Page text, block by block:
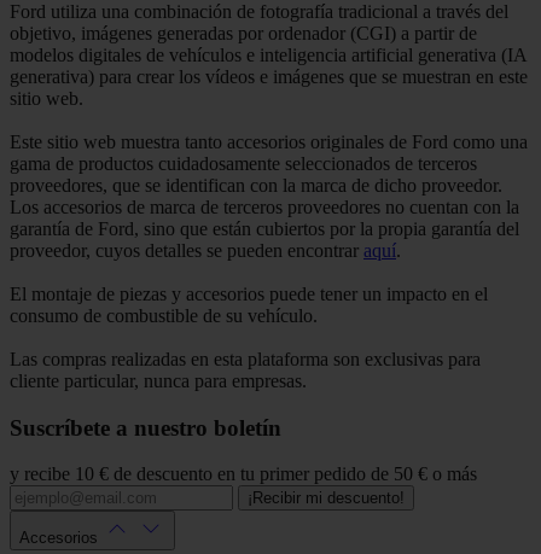
Ford utiliza una combinación de fotografía tradicional a través del
objetivo, imágenes generadas por ordenador (CGI) a partir de
modelos digitales de vehículos e inteligencia artificial generativa (IA
generativa) para crear los vídeos e imágenes que se muestran en este
sitio web.
Este sitio web muestra tanto accesorios originales de Ford como una
gama de productos cuidadosamente seleccionados de terceros
proveedores, que se identifican con la marca de dicho proveedor.
Los accesorios de marca de terceros proveedores no cuentan con la
garantía de Ford, sino que están cubiertos por la propia garantía del
proveedor, cuyos detalles se pueden encontrar aquí.
El montaje de piezas y accesorios puede tener un impacto en el
consumo de combustible de su vehículo.
Las compras realizadas en esta plataforma son exclusivas para
cliente particular, nunca para empresas.
Suscríbete a nuestro boletín
y recibe 10 € de descuento en tu primer pedido de 50 € o más
¡Recibir mi descuento!
Accesorios